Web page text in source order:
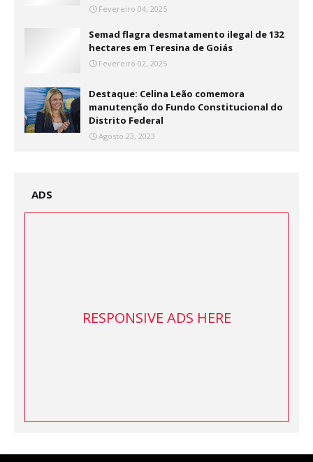
Fevereiro 04, 2025
Semad flagra desmatamento ilegal de 132
hectares em Teresina de Goiás
Fevereiro 02, 2025
Destaque: Celina Leão comemora
manutenção do Fundo Constitucional do
Distrito Federal
Agosto 23, 2023
ADS
RESPONSIVE ADS HERE